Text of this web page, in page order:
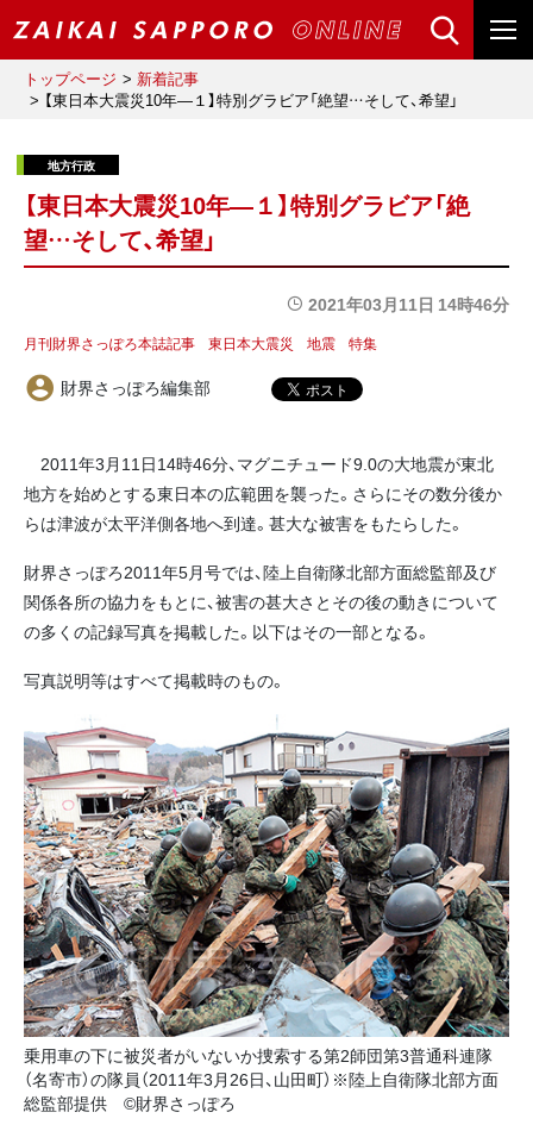
トップページ
新着記事
【東日本大震災10年―１】特別グラビア「絶望…そして、希望」
【東日本大震災10年―１】特別グラビア「絶
望…そして、希望」
2021年03月11日 14時46分
月刊財界さっぽろ本誌記事 東日本大震災 地震 特集
財界さっぽろ編集部
2011年3月11日14時46分、マグニチュード9.0の大地震が東北
地方を始めとする東日本の広範囲を襲った。さらにその数分後か
らは津波が太平洋側各地へ到達。甚大な被害をもたらした。
財界さっぽろ2011年5月号では、陸上自衛隊北部方面総監部及び
関係各所の協力をもとに、被害の甚大さとその後の動きについて
の多くの記録写真を掲載した。以下はその一部となる。
写真説明等はすべて掲載時のもの。
乗用車の下に被災者がいないか捜索する第2師団第3普通科連隊
（名寄市）の隊員（2011年3月26日、山田町）※陸上自衛隊北部方面
総監部提供 ©財界さっぽろ